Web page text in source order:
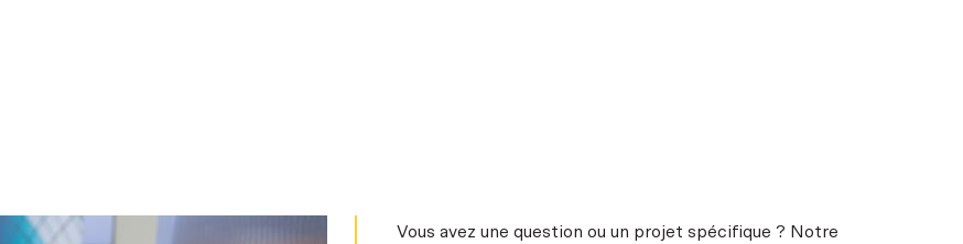
Vous avez une question ou un projet spécifique ? Notre